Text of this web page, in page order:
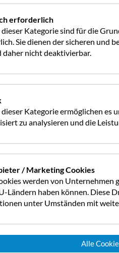
Kaufdatum gültig und lauft
Übernachtungen in der
Campingplätzen in
die gerne außerhalb der
Anschaffung im Schnitt
Nach dem
sind alle Informationen zu den
erforderlich
dieser Kategorie sind für die
Sie dienen der sicheren und
daher nicht deaktivierbar.
Kategorie ermöglichen es
zu analysieren und die
/ Marketing Cookies
werden von Unternehmen
Ländern haben können. Diese
unter Umständen mit
Alle